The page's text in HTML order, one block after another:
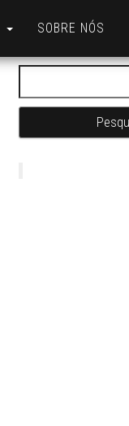
SOBRE NÓS